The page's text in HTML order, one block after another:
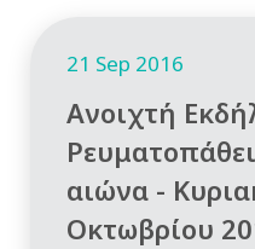
21 Sep 2016
Ανοιχτή
αιώνα -
Οκτωβρίου